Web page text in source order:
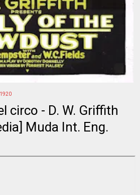
circo - D. W. Griffith
Muda Int. Eng.